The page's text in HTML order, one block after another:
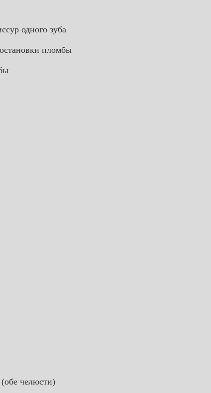
одного зуба
пломбы
челюсти)